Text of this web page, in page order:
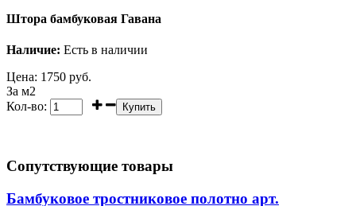
Штора бамбуковая Гавана
Наличие: Есть в наличии
Цена: 1750 руб.
За м2
Кол-во:
Сопутствующие товары
Бамбуковое тростниковое полотно арт.